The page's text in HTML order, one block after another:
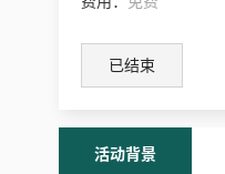
已结束
活动背景